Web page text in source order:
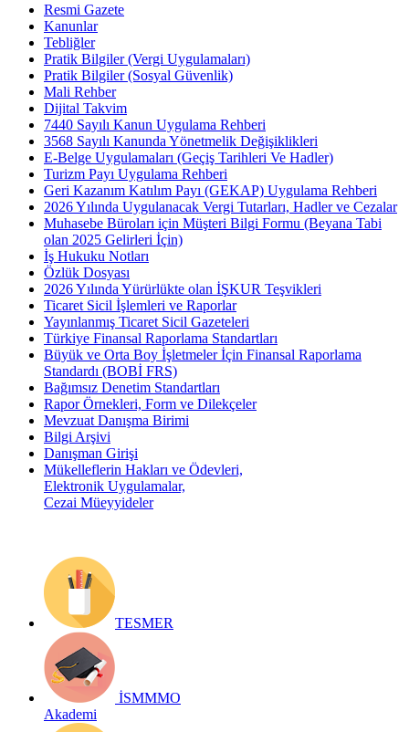
Resmi Gazete
Kanunlar
Tebliğler
Pratik Bilgiler (Vergi Uygulamaları)
Pratik Bilgiler (Sosyal Güvenlik)
Mali Rehber
Dijital Takvim
7440 Sayılı Kanun Uygulama Rehberi
3568 Sayılı Kanunda Yönetmelik Değişiklikleri
E-Belge Uygulamaları (Geçiş Tarihleri Ve Hadler)
Turizm Payı Uygulama Rehberi
Geri Kazanım Katılım Payı (GEKAP) Uygulama Rehberi
2026 Yılında Uygulanacak Vergi Tutarları, Hadler ve Cezalar
Muhasebe Büroları için Müşteri Bilgi Formu (Beyana Tabi
olan 2025 Gelirleri İçin)
İş Hukuku Notları
Özlük Dosyası
2026 Yılında Yürürlükte olan İŞKUR Teşvikleri
Ticaret Sicil İşlemleri ve Raporlar
Yayınlanmış Ticaret Sicil Gazeteleri
Türkiye Finansal Raporlama Standartları
Büyük ve Orta Boy İşletmeler İçin Finansal Raporlama
Standardı (BOBİ FRS)
Bağımsız Denetim Standartları
Rapor Örnekleri, Form ve Dilekçeler
Mevzuat Danışma Birimi
Bilgi Arşivi
Danışman Girişi
Mükelleflerin Hakları ve Ödevleri,
Elektronik Uygulamalar,
Cezai Müeyyideler
TESMER
İSMMMO
Akademi